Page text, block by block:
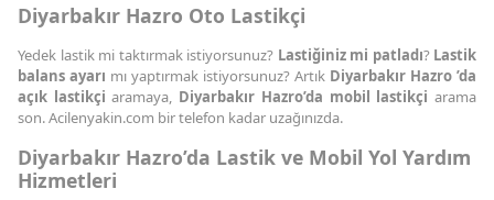
Diyarbakır Hazro Oto Lastikçi
Yedek lastik mi taktırmak istiyorsunuz? Lastiğiniz mi patladı? Lastik
balans ayarı mı yaptırmak istiyorsunuz? Artık Diyarbakır Hazro ’da
açık lastikçiaramaya, Diyarbakır Hazro’da mobil lastikçi arama
son. Acilenyakin.com bir telefon kadar uzağınızda.
Diyarbakır Hazro’da Lastik ve Mobil Yol Yardım
Hizmetleri